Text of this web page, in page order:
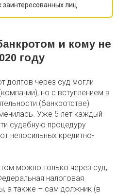
лиц.
и кому не
году
долгов через суд могли
но с вступлением в
(банкротстве)
Уже 5 лет каждый
судебную процедуру
непосильных кредитно-
можно только через суд,
налоговая
а также – сам должник (в